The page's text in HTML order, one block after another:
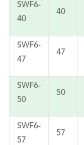
SWF6-
40
40
SWF6-
47
47
SWF6-
50
50
SWF6-
57
57